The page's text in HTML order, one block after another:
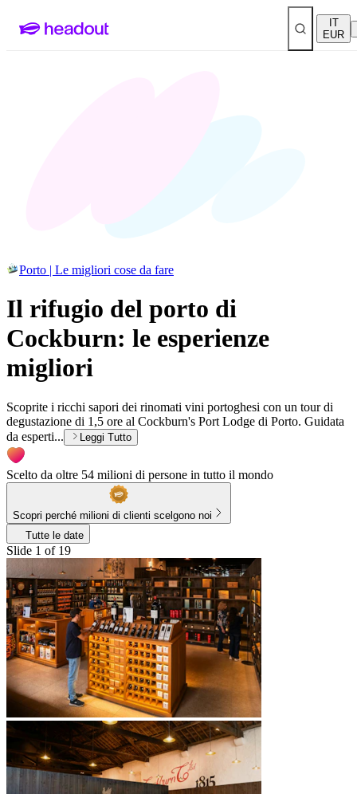
IT
EUR
Porto | Le migliori cose da fare
Il rifugio del porto di
Cockburn: le esperienze
migliori
Scoprite i ricchi sapori dei rinomati vini portoghesi con un tour di
degustazione di 1,5 ore al Cockburn's Port Lodge di Porto. Guidata
da esperti...
Leggi Tutto
Scelto da oltre 54 milioni di persone in tutto il mondo
Scopri perché milioni di clienti scelgono noi
Tutte le date
Slide 1 of 19